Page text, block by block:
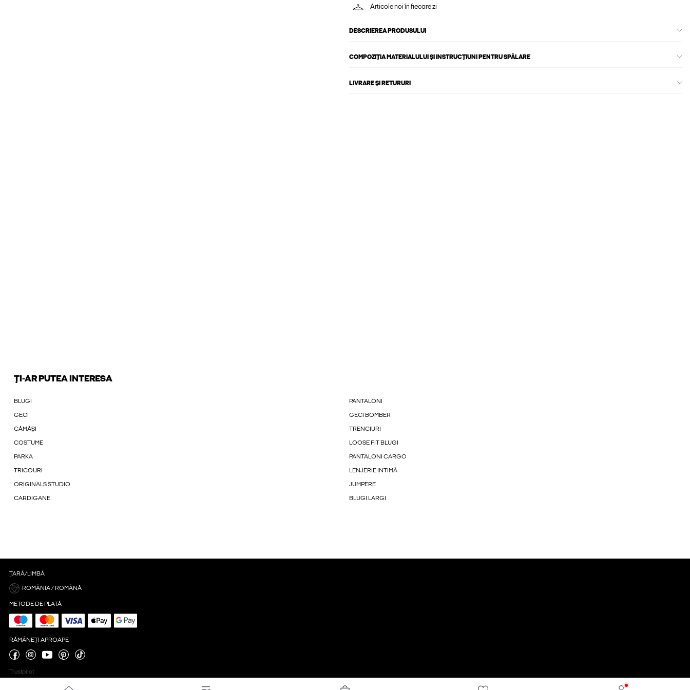
Articole noi în fiecare zi
DESCRIEREA PRODUSULUI
COMPOZIȚIA MATERIALULUI ȘI INSTRUCȚIUNI PENTRU SPĂLARE
LIVRARE ȘI RETURURI
ȚI-AR PUTEA INTERESA
BLUGI PANTALONI
GECI GECI BOMBER
CĂMĂȘI TRENCIURI
COSTUME LOOSE FIT BLUGI
PARKA PANTALONI CARGO
TRICOURI LENJERIE INTIMĂ
ORIGINALS STUDIO JUMPERE
CARDIGANE BLUGI LARGI
ȚARĂ/LIMBĂ
ROMÂNIA / ROMÂNĂ
METODE DE PLATĂ
RĂMÂNEȚI APROAPE
Trustpilot